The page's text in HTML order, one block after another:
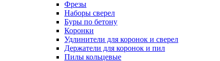
Фрезы
Наборы сверел
Буры по бетону
Коронки
Удлинители для коронок и сверел
Держатели для коронок и пил
Пилы кольцевые